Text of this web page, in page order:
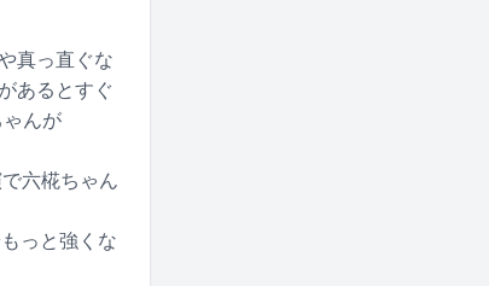
真っ直ぐな
あるとすぐ
んが
六椛ちゃん
っと強くな